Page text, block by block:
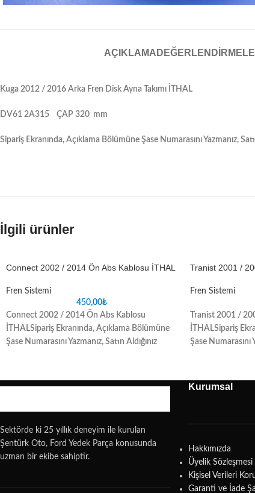
AÇIKLAMA
Kuga 2012 / 2016 Arka Fren Disk Ayna Takımı İTHAL
DV61 2A315 ÇAP 320 mm
Sipariş Ekranında, Açıklama Bölümüne Şase Numarasını Yazmanız,
İlgili ürünler
Connect 2002 / 2014 Ön Abs Kablosu İTHAL
Fren Sistemi
450,00₺
Connect 2002 / 2014 Ön Abs Kablosu
İTHALSipariş Ekranında, Açıklama Bölümüne
Şase Numarasını Yazmanız, Satın Aldığınız
Tranist 2001 /
Fren Sistemi
Tranist 2001 /
İTHALSipariş
Şase Numarasını
Sektörde ki 25 yıllık deneyim ile kurulan
Şentürk Oto, Ford Yedek Parça konusunda
uzman bir ekibe sahiptir.
Kurumsal
Hakkımızda
Üyelik Sözleşmesi
Kişisel Verileri
Garanti ve İade